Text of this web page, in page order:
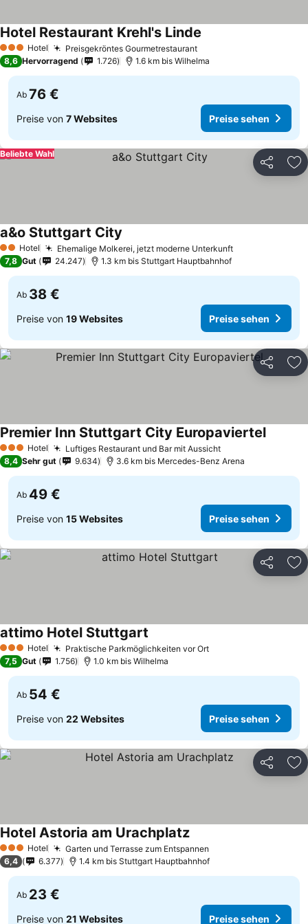
3 SterneHotel Preisgekröntes GourmetrestaurantPreise sehen
Hotel Restaurant Krehl's Linde
8,6 Hervorragend 1.726 1.6 km bis Wilhelma
Ab 76 €
Preise von 7 Websites Preise sehen
Teilen
Beliebte Wahl
2 Sterne
Hotel Ehemalige Molkerei, jetzt moderne UnterkunftPreise sehen
a&o Stuttgart City
7,8 Gut 24.247 1.3 km bis Stuttgart Hauptbahnhof
Ab 38 €
Preise von 19 Websites Preise sehen
Teilen
3 SterneHotel Luftiges Restaurant und Bar mit AussichtPreise sehen
Premier Inn Stuttgart City EuropaviertelPreise
8,4 Sehr gut 9.634 3.6 km bis Mercedes-Benz Arena
Ab 49 €
Preise von 15 Websites Preise sehen
Teilen
3 SterneHotel Praktische Parkmöglichkeiten vor OrtPreise sehen
attimo Hotel Stuttgart
7,5 Gut 1.756 1.0 km bis Wilhelma
Ab 54 €
Preise von 22 Websites Preise sehen
Teilen
3 SterneHotel Garten und Terrasse zum Entspannen
Hotel Astoria am UrachplatzPreise sehen
6,4 6.377 1.4 km bis Stuttgart Hauptbahnhof
Ab 23 €
Preise von 21 Websites Preise sehen